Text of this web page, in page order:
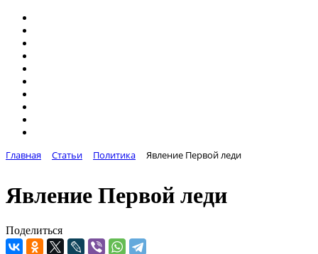
Главная Статьи Политика Явление Первой леди
Явление Первой леди
Поделиться